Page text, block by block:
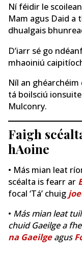
Ní féidir le
Mam agus Daid a
dhualgais
D’iarr sé go
mhaoiniú
Níl an
tá boilsciú
Mulconry.
Faigh
hAoine
• Más mian leat
scéalta is fearr ar
focal ‘Tá’ chuig
• Más mian leat
chuid Gaeilge a
na Gaeilgeagus